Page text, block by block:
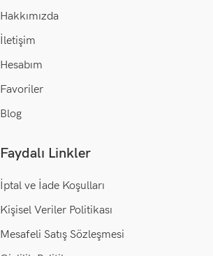
Hakkımızda
İletişim
Hesabım
Favoriler
Blog
Faydalı Linkler
İptal ve İade Koşulları
Kişisel Veriler Politikası
Mesafeli Satış Sözleşmesi